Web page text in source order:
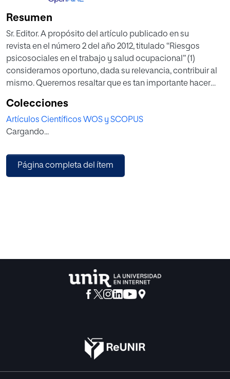
Resumen
Sr. Editor. A propósito del artículo publicado en su
revista en el número 2 del año 2012, titulado “Riesgos
psicosociales en el trabajo y salud ocupacional” (1)
consideramos oportuno, dada su relevancia, contribuir al
mismo. Queremos resaltar que es tan importante hacer
como aproximarse a ellos empíricamente.
Colecciones
Artículos Científicos WOS y SCOPUS
Cargando...
Página completa del ítem